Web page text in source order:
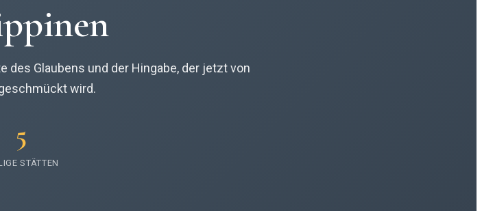
des Glaubens und der Hingabe, der jetzt von
wird.
5
STÄTTEN